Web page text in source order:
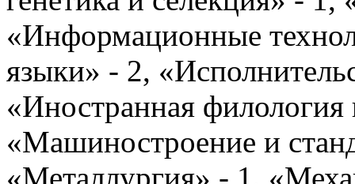
«Информационные
языки» - 2,
«Иностранная филология
«Машиностроение и